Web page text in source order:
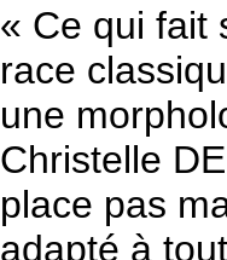
« Ce qui fait
race
une
Christelle
place pas
adapté à